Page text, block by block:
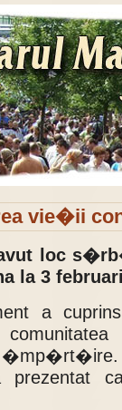
vie�ii
loc
la 3
a
prezentat